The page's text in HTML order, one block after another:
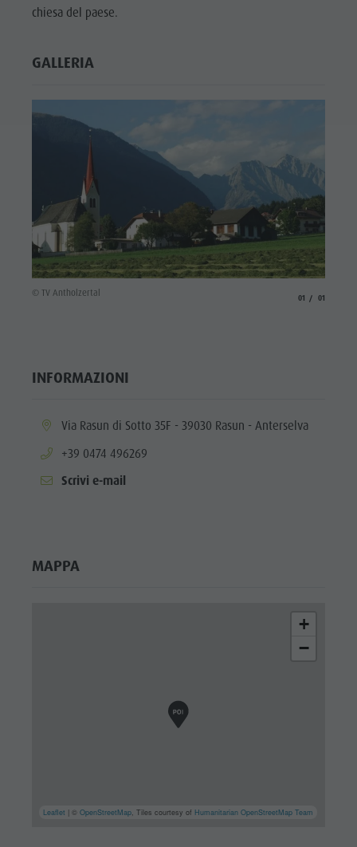
Anterselva
Laghetto di
pesca
MTB Area
Anterselva
di Sotto
chiesa del paese.
GALLERIA
© TV Antholzertal
01 01
INFORMAZIONI
aria.location:
Via Rasun di Sotto 35F - 39030 Rasun - Anterselva
aria.phone:
+39 0474 496269
Scrivi e-mail
MAPPA
+
−
Leaflet | ©OpenStreetMap, Tiles courtesy of Humanitarian OpenStreetMap Team